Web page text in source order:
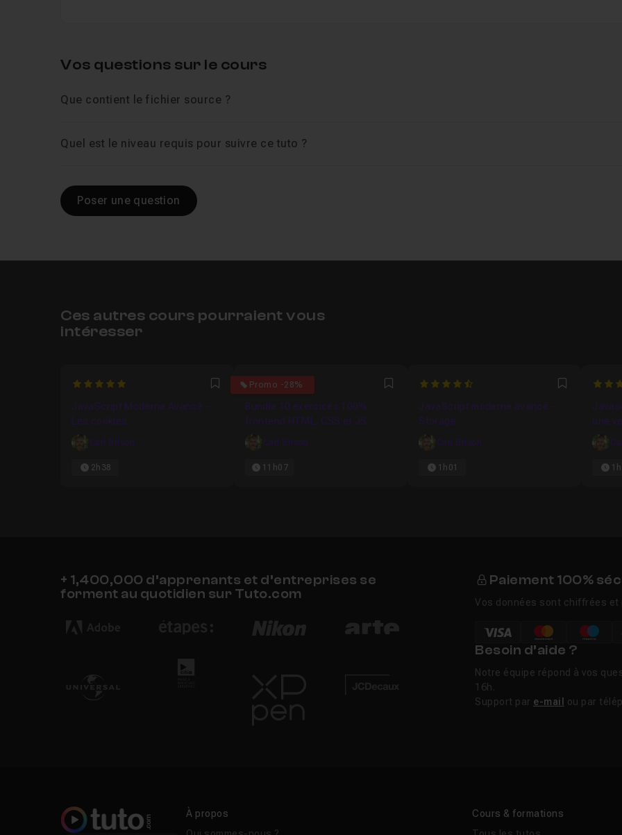
Vos questions sur le cours
Que contient le fichier source ?
Quel est le niveau requis pour suivre ce tuto ?
Poser une question
Ces autres cours pourraient vous
intéresser
5 Favori
JavaScript Moderne Avancé -
Les cookies
Carl Brison
2h38
Promo -28%
5 Favori
Bundle 10 exercices 100%
frontend HTML, CSS et JS
Carl Brison
11h07
4.8333333333333 Favori
JavaScript moderne avancé -
Storage
Carl Brison
1h01
5
une
+ 1,400,000 d’apprenants et d’entreprises se
forment au quotidien sur Tuto.com
Paiement 100%
Vos données sont chiffrées
Besoin d’aide ?
Notre équipe répond à vos
16h.
Support par e-mail ou par
À propos
Cours & formations